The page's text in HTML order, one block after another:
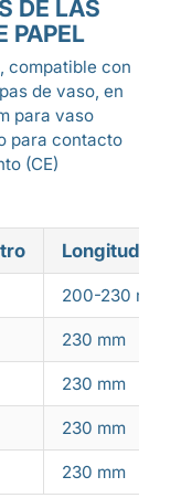
DE LAS
PAPEL
compatible con
de vaso, en
para vaso
para contacto
(CE)
Longitud
200-230 mm
230 mm
230 mm
230 mm
230 mm